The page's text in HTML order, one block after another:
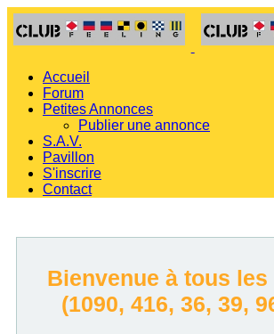
Accueil
Forum
Petites Annonces
Publier une annonce
S.A.V.
Pavillon
S'inscrire
Contact
Bienvenue à tous les
(1090, 416, 36, 39,